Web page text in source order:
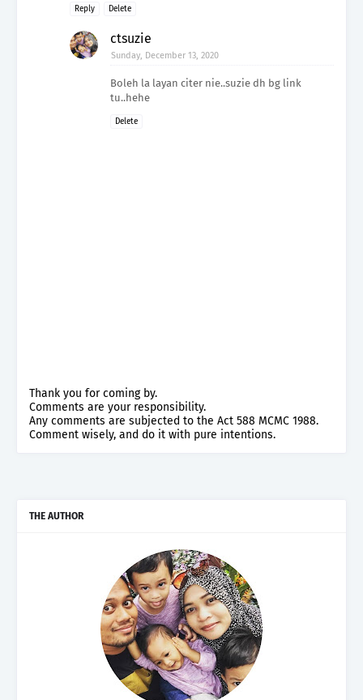
Reply Delete
ctsuzie
Sunday, December 13, 2020
Boleh la layan citer nie..suzie dh bg link
tu..hehe
Delete
Thank you for coming by.
Comments are your responsibility.
Any comments are subjected to the Act 588 MCMC 1988.
Comment wisely, and do it with pure intentions.
THE AUTHOR